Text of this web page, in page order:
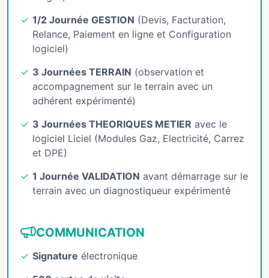
1/2 Journée GESTION (Devis, Facturation,
Relance, Paiement en ligne et Configuration
logiciel)
3 Journées TERRAIN (observation et
accompagnement sur le terrain avec un
adhérent expérimenté)
3 Journées THEORIQUES METIER avec le
logiciel Liciel (Modules Gaz, Electricité, Carrez
et DPE)
1 Journée VALIDATION avant démarrage sur le
terrain avec un diagnostiqueur expérimenté
COMMUNICATION
Signature électronique